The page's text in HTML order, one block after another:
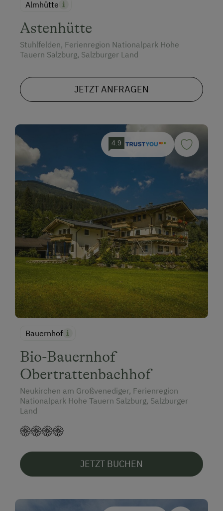
Almhütte
Astenhütte
Stuhlfelden, Ferienregion Nationalpark Hohe
Tauern Salzburg, Salzburger Land
JETZT ANFRAGEN
4.9
Bauernhof
Bio-Bauernhof
Obertrattenbachhof
Neukirchen am Großvenediger, Ferienregion
Nationalpark Hohe Tauern Salzburg, Salzburger
Land
JETZT BUCHEN